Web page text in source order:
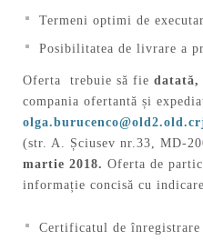
Termeni optimi de
Posibilitatea de livrare a
Oferta trebuie să fie datată,
compania ofertantă și
(str. A. Șciusev nr.33, MD-
martie 2018. Oferta de
informație concisă cu
Certificatul de înregistrare